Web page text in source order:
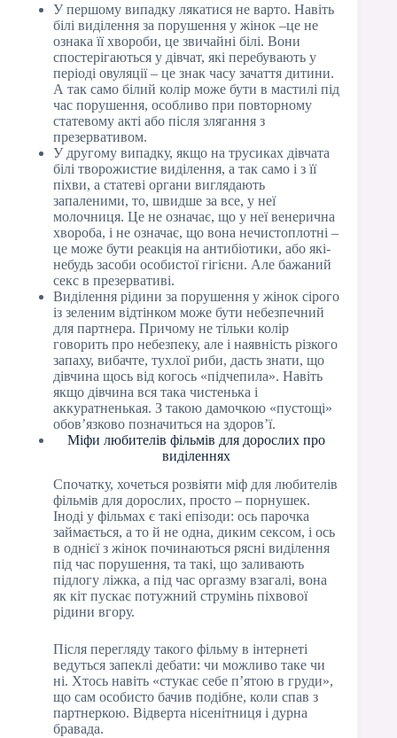
У першому випадку лякатися не варто. Навіть
білі виділення за порушення у жінок –це не
ознака її хвороби, це звичайні білі. Вони
спостерігаються у дівчат, які перебувають у
періоді овуляції – це знак часу зачаття дитини.
А так само білий колір може бути в мастилі під
час порушення, особливо при повторному
статевому акті або після злягання з
презервативом.
У другому випадку, якщо на трусиках дівчата
білі творожистие виділення, а так само і з її
піхви, а статеві органи виглядають
запаленими, то, швидше за все, у неї
молочниця. Це не означає, що у неї венерична
хвороба, і не означає, що вона нечистоплотні –
це може бути реакція на антибіотики, або які-
небудь засоби особистої гігієни. Але бажаний
секс в презервативі.
Виділення рідини за порушення у жінок сірого
із зеленим відтінком може бути небезпечний
для партнера. Причому не тільки колір
говорить про небезпеку, але і наявність різкого
запаху, вибачте, тухлої риби, дасть знати, що
дівчина щось від когось «підчепила». Навіть
якщо дівчина вся така чистенька і
аккуратненькая. З такою дамочкою «пустощі»
обов’язково позначиться на здоров’ї.
Міфи любителів фільмів для дорослих про
виділеннях
Спочатку, хочеться розвіяти міф для любителів
фільмів для дорослих, просто – порнушек.
Іноді у фільмах є такі епізоди: ось парочка
займається, а то й не одна, диким сексом, і ось
в однієї з жінок починаються рясні виділення
під час порушення, та такі, що заливають
підлогу ліжка, а під час оргазму взагалі, вона
як кіт пускає потужний струмінь піхвової
рідини вгору.
Після перегляду такого фільму в інтернеті
ведуться запеклі дебати: чи можливо таке чи
ні. Хтось навіть «стукає себе п’ятою в груди»,
що сам особисто бачив подібне, коли спав з
партнеркою. Відверта нісенітниця і дурна
бравада.